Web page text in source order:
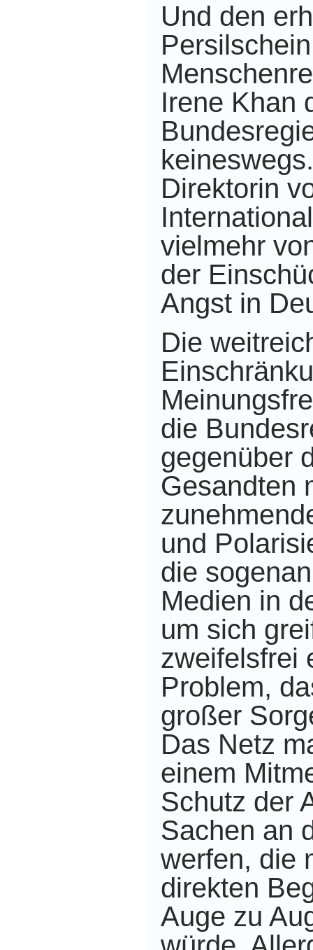
Und den
Irene Khan
Direktorin
vielmehr
der
Angst in
Die
die
gegenüber
Gesandten
und
die
Medien in
um sich
zweifelsfrei
Problem,
großer
Das Netz
einem
Schutz der
Sachen an
werfen, die
direkten
Auge zu